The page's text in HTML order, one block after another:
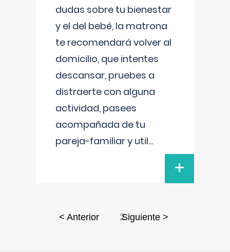
dudas sobre tu bienestar
y el del bebé, la matrona
te recomendará volver al
domicilio, que intentes
descansar, pruebes a
distraerte con alguna
actividad, pasees
acompañada de tu
pareja-familiar y util...
+
< Anterior 2Siguiente >